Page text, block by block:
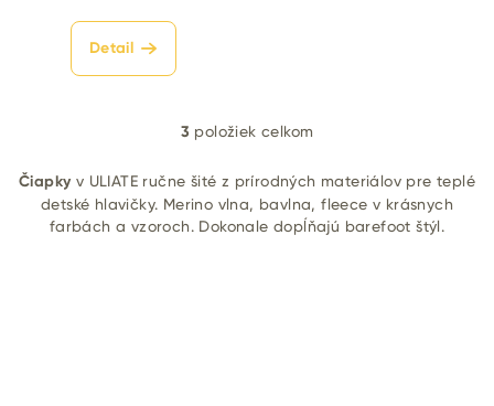
Detail
O
l
á
3 položiek celkom
Čiapky v ULIATE ručne šité z prírodných materiálov pre teplé
detské hlavičky. Merino vlna, bavlna, fleece v krásnych
farbách a vzoroch. Dokonale dopĺňajú barefoot štýl.